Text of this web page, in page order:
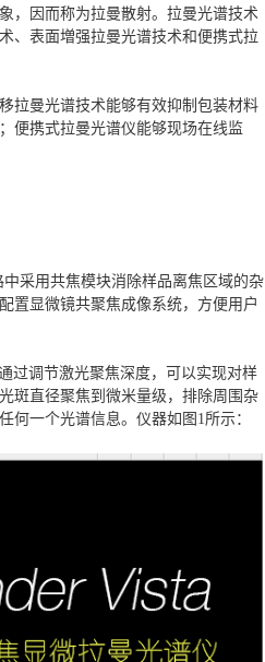
，因而称为拉曼散射。拉曼光谱技术
、表面増强拉曼光谱技术和便携式拉
拉曼光谱技术能够有效抑制包装材料
便携式拉曼光谱仪能够现场在线监
采用共焦模块消除样品离焦区域的杂
置显微镜共聚焦成像系统，方便用户
过调节激光聚焦深度，可以实现对样
斑直径聚焦到微米量级，排除周围杂
何一个光谱信息。仪器如图1所示：